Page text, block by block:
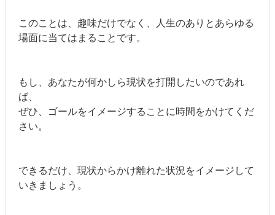
このことは、趣味だけでなく、人生のありとあらゆる
場面に当てはまることです。
もし、あなたが何かしら現状を打開したいのであれ
ば、
ぜひ、ゴールをイメージすることに時間をかけてくだ
さい。
できるだけ、現状からかけ離れた状況をイメージして
いきましょう。